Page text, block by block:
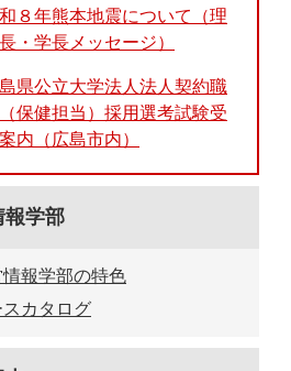
８年熊本地震について（理
・学長メッセージ）
県公立大学法人法人契約職
保健担当）採用選考試験受
内（広島市内）
報学部
報学部の特色
スカタログ